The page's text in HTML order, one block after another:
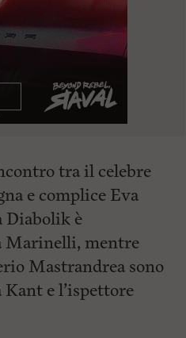
tra il celebre
e complice Eva
Diabolik è
Marinelli, mentre
Mastrandrea sono
e l’ispettore